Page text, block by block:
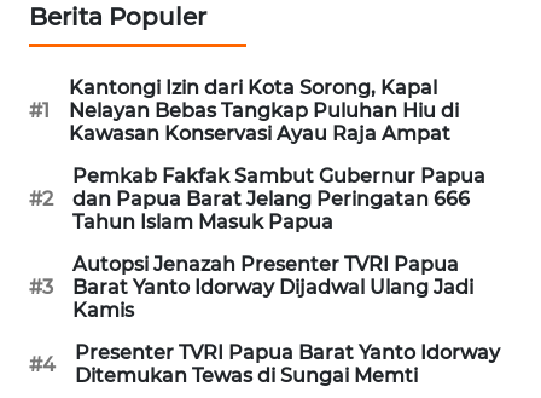
Berita Populer
#1
Kantongi Izin dari Kota Sorong, Kapal
Nelayan Bebas Tangkap Puluhan Hiu di
Kawasan Konservasi Ayau Raja Ampat
#2
Pemkab Fakfak Sambut Gubernur Papua
dan Papua Barat Jelang Peringatan 666
Tahun Islam Masuk Papua
#3
Autopsi Jenazah Presenter TVRI Papua
Barat Yanto Idorway Dijadwal Ulang Jadi
Kamis
#4
Presenter TVRI Papua Barat Yanto Idorway
Ditemukan Tewas di Sungai Memti
NEWS
KARING
NEWS
JURNAL
MARITIM
HUMBANG
NEWS
GARONGGANG
NEWS